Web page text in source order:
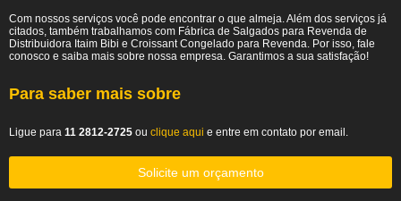
Com nossos serviços você pode encontrar o que almeja. Além dos serviços já
citados, também trabalhamos com Fábrica de Salgados para Revenda de
Distribuidora Itaim Bibi e Croissant Congelado para Revenda. Por isso, fale
conosco e saiba mais sobre nossa empresa. Garantimos a sua satisfação!
Para saber mais sobre
Ligue para 11 2812-2725 ou clique aqui e entre em contato por email.
Solicite um orçamento